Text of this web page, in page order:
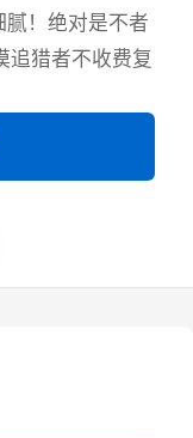
！绝对是不者
追猎者不收费复